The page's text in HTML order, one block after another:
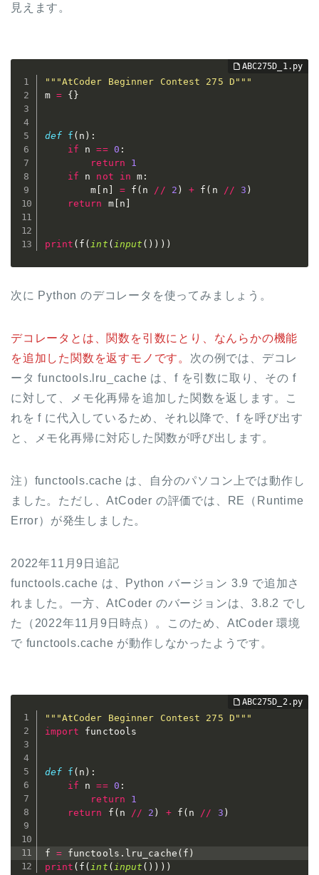
見えます。
"""AtCoder Beginner Contest 275 D"""
m = { }
def f ( n ) :
if n == 0 :
return
1
if n not in m :
        m
n = f ( n // 2 ) + f ( n // 3 )
return
m[ n
print ( f (int ( input ( ) ) ) )
次に Python のデコレータを使ってみましょう。
デコレータとは、関数を引数にとり、なんらかの機能
を追加した関数を返すモノです。 次の例では、デコレ
ータ functools.lru_cache は、f を引数に取り、その f
に対して、メモ化再帰を追加した関数を返します。こ
れを f に代入しているため、それ以降で、f を呼び出す
と、メモ化再帰に対応した関数が呼び出します。
注）functools.cache は、自分のパソコン上では動作し
ました。ただし、AtCoder の評価では、RE（Runtime
Error）が発生しました。
2022年11月9日追記
functools.cache は、Python バージョン 3.9 で追加さ
れました。一方、AtCoder のバージョンは、3.8.2 でし
た（2022年11月9日時点）。このため、AtCoder 環境
で functools.cache が動作しなかったようです。
"""AtCoder Beginner Contest 275 D"""
import functools
def f ( n ) :
if n == 0 :
return
1
return
f ( n // 2 ) + f ( n // 3 )
f = functools . lru_cache ( f )
print ( f ( int ( input ( ) ) ) )